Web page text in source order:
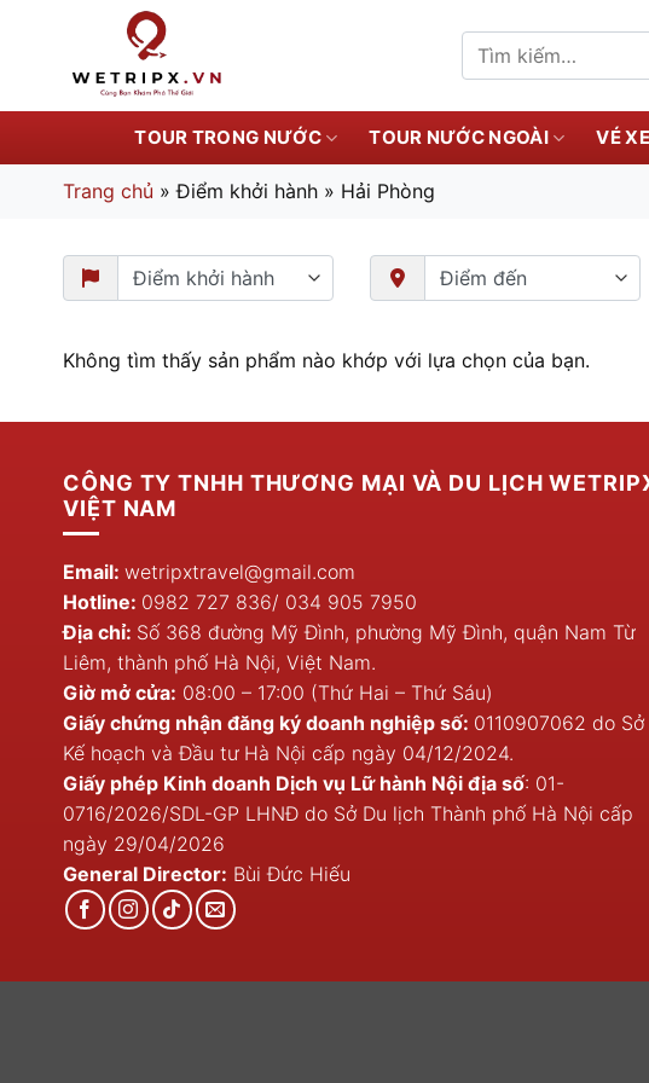
kiếm:
TOUR TRONG NƯỚC TOUR NƯỚC NGOÀI VÉ
Trang chủ »Điểm khởi hành » Hải Phòng
Không tìm thấy sản phẩm nào khớp với lựa chọn của bạn.
CÔNG TY TNHH THƯƠNG MẠI VÀ DU LỊCH
VIỆT NAM
Email: wetripxtravel@gmail.com
Hotline: 0982 727 836/ 034 905 7950
Địa chỉ: Số 368 đường Mỹ Đình, phường Mỹ Đình, quận Nam Từ
Liêm, thành phố Hà Nội, Việt Nam.
Giờ mở cửa: 08:00 – 17:00 (Thứ Hai – Thứ Sáu)
Giấy chứng nhận đăng ký doanh nghiệp số: 0110907062 do Sở
Kế hoạch và Đầu tư Hà Nội cấp ngày 04/12/2024.
Giấy phép Kinh doanh Dịch vụ Lữ hành Nội địa số: 01-
0716/2026/SDL-GP LHNĐ do Sở Du lịch Thành phố Hà Nội cấp
ngày 29/04/2026
General Director: Bùi Đức Hiếu